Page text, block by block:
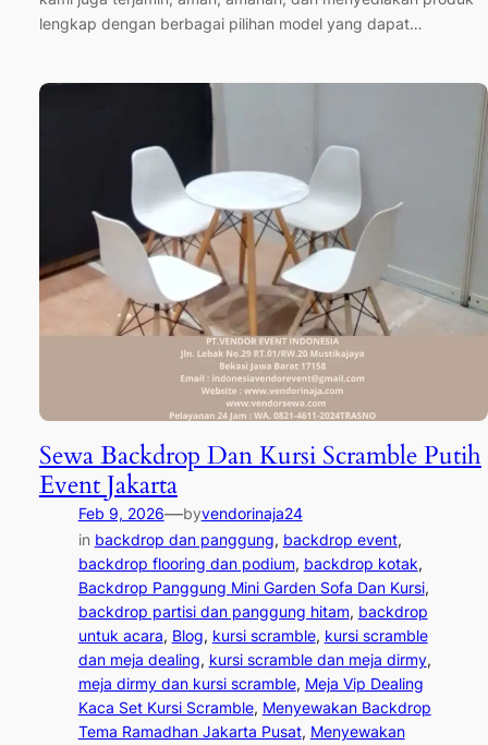
lengkap dengan berbagai pilihan model yang dapat…
Sewa Backdrop Dan Kursi Scramble Putih
Event Jakarta
Feb 9, 2026—byvendorinaja24
in backdrop dan panggung, backdrop event
backdrop flooring dan podium, backdrop kotak
Backdrop Panggung Mini Garden Sofa Dan Kursi
backdrop partisi dan panggung hitam, backdrop
untuk acara, Blog, kursi scramble, kursi scramble
dan meja dealing, kursi scramble dan meja dirmy
meja dirmy dan kursi scramble, Meja Vip Dealing
Kaca Set Kursi Scramble, Menyewakan Backdrop
Tema Ramadhan Jakarta Pusat, Menyewakan